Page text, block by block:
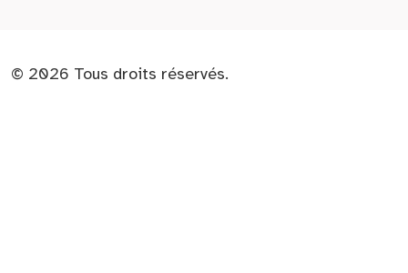
© 2026 Tous droits réservés.